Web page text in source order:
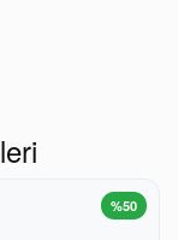
%50